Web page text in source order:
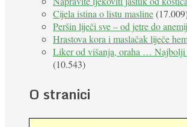
Cijela istina o listu masline
Peršin liječi sve – od jetre do
Hrastova kora i maslačak liječe
Liker od višanja, oraha … Najbolji
(10.543)
O stranici